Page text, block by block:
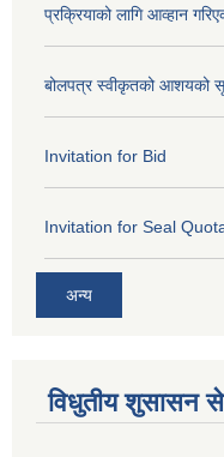
प्रक्रियाको लागि आव्हान
बोलपत्र स्वीकृतको आशयको
Invitation for Bid
Invitation for Seal
अन्य
विधुतीय शुसासन